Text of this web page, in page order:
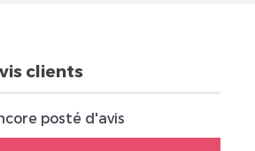
clients
posté d'avis